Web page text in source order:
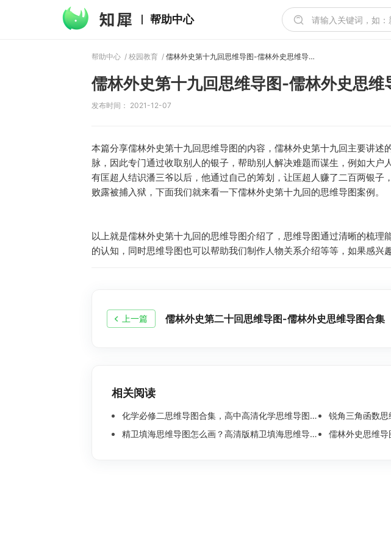
帮助中心
帮助中心 / 校园教育 / 儒林外史第十九回思维导图-儒林外史思维导图合集
儒林外史第十九回思维导图-儒林外史思维
发布时间： 2021-12-07
本篇分享儒林外史第十九回思维导图的内容，儒林外史第十九回主要讲
脉，因此专门通过收取别人的银子，帮助别人解决难题而谋生，例如大
有匡超人结识潘三爷以后，他通过自己的筹划，让匡超人赚了二百两银
败露被捕入狱，下面我们就来看一下儒林外史第十九回的思维导图案例。
以上就是儒林外史第十九回的思维导图介绍了，思维导图通过清晰的梳
的认知，同时思维导图也可以帮助我们制作人物关系介绍等等，如果感兴
上一篇 儒林外史第二十回思维导图-儒林外史思维导图合集
相关阅读
化学必修二思维导图合集，高中高清化学思维导图整理 锐角三角函数
精卫填海思维导图怎么画？高清版精卫填海思维导图模板分享
儒林外史思维